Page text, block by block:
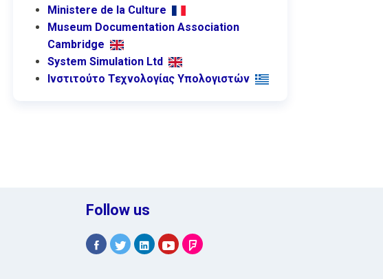
Ministere de la Culture
Museum Documentation Association
Cambridge
System Simulation Ltd
Ινστιτούτο Τεχνολογίας Υπολογιστών
Follow us